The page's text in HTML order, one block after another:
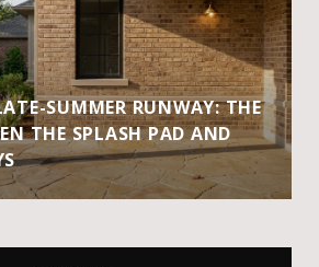
SUMMER RUNWAY: THE
THE SPLASH PAD AND